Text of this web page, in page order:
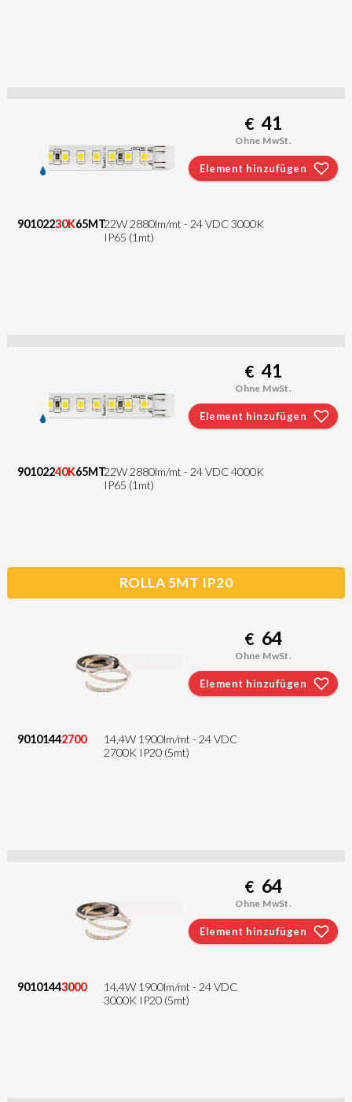
90102230K65MT22W 2880lm/mt - 24 VDC 3000K
IP65 (1mt)
€ 41
Ohne MwSt.
Element hinzufügen
90102240K65MT22W 2880lm/mt - 24 VDC 4000K
IP65 (1mt)
€ 41
Ohne MwSt.
Element hinzufügen
ROLLA 5MT IP20
90101442700
14,4W 1900lm/mt - 24 VDC
2700K IP20 (5mt)
€ 64
Ohne MwSt.
Element hinzufügen
90101443000
14,4W 1900lm/mt - 24 VDC
3000K IP20 (5mt)
€ 64
Ohne MwSt.
Element hinzufügen